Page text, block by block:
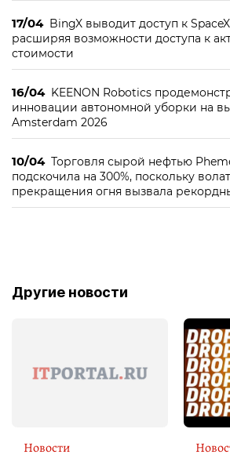
17/04 BingX выводит доступ к
расширяя возможности доступа к
стоимости
16/04 KEENON Robotics
инновации автономной уборки на
Amsterdam 2026
10/04 Торговля сырой нефтью
подскочила на 300%, поскольку
прекращения огня вызвала
Другие новости
Новости